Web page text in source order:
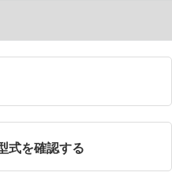
式を確認する